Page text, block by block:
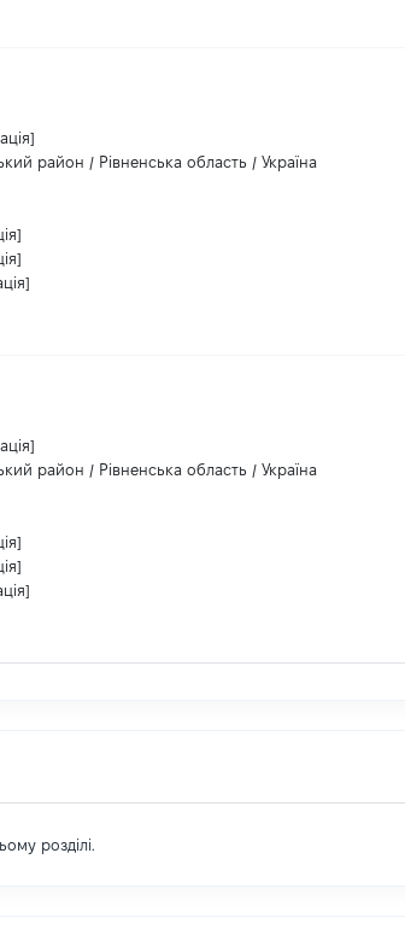
район / Рівненська область / Україна
район / Рівненська область / Україна
розділі.